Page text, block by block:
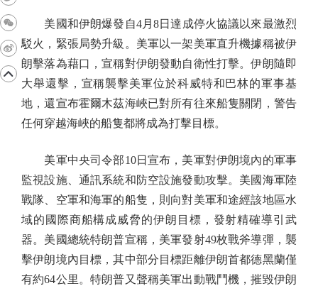
美國和伊朗爆發自4月8日達成停火協議以來最激烈
駁火，緊張局勢升級。美軍以一架美軍直升機據稱被伊
朗擊落為藉口，宣稱對伊朗發動自衛性打擊。伊朗隨即
大舉還擊，宣稱襲擊美軍位於科威特和巴林的軍事基
地，還宣布霍爾木茲海峽已對所有往來船隻關閉，警告
任何穿越海峽的船隻都將成為打擊目標。
美軍中央司令部10日宣布，美軍對伊朗境內的軍事
監視設施、通訊系統和防空設施發動攻擊。美國海軍陸
戰隊、空軍和海軍的船隻，則向對美軍和途經該地區水
域的國際商船構成威脅的伊朗目標，發射精確導引武
器。美國總統特朗普宣稱，美軍發射49枚戰斧導彈，襲
擊伊朗境內目標，其中部分目標距離伊朗首都德黑蘭僅
有約64公里。特朗普又聲稱美軍出動戰鬥機，摧毀伊朗